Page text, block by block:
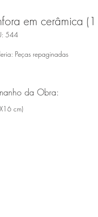
em cerâmica
544
Peças repaginadas
da Obra:
cm)